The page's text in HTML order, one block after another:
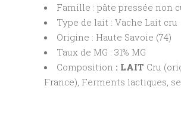
Famille : pâte pressée non
Type de lait : Vache Lait cru
Origine : Haute Savoie (74)
Taux de MG : 31% MG
Composition : LAIT Cru
France), Ferments lactiques,